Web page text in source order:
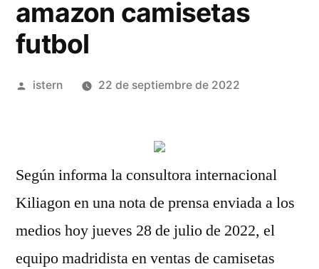
amazon camisetas
futbol
Publicado
istern 22 de septiembre de 2022
Según informa la consultora internacional
Kiliagon en una nota de prensa enviada a los
medios hoy jueves 28 de julio de 2022, el
equipo madridista en ventas de camisetas